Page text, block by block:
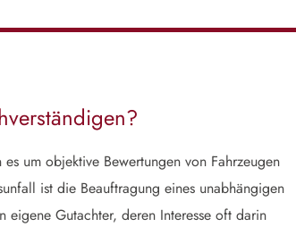
um objektive Bewertungen von Fahrzeugen
ist die Beauftragung eines unabhängigen
eigene Gutachter, deren Interesse oft darin